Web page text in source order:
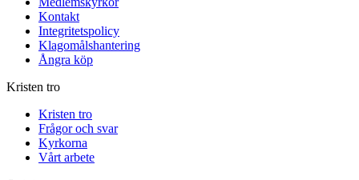
Kontakt
Integritetspolicy
Klagomålshantering
Ångra köp
Kristen tro
Kristen tro
Frågor och svar
Kyrkorna
Vårt arbete